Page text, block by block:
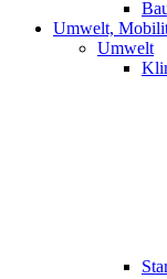
Umwelt,
Umwelt